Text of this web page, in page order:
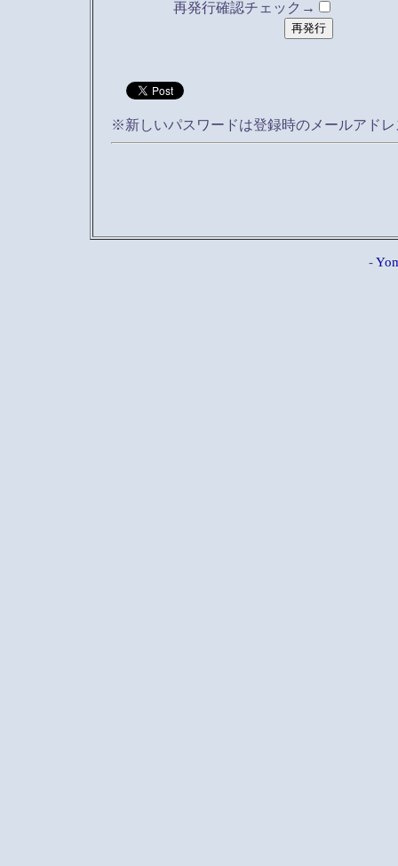
再発行確認チェック→
※新しいパスワードは登録時のメールアド
-